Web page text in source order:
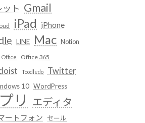
ト Gmail
iPad iPhone
LINE Mac Notion
Office Office 365
Toodledo Twitter
10 WordPress
リ エディタ
ートフォン セール